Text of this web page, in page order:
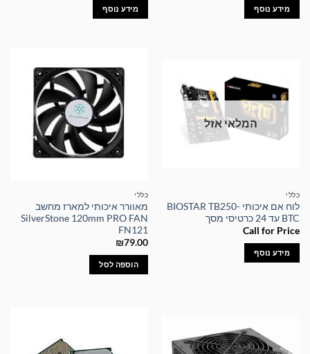
מידע נוסף מידע נוסף
המלאי אזל
כללי
לוח אם איכותי BIOSTAR TB250-
BTC עד 24 כרטיסי מסך
Call for Price
מידע נוסף
כללי
מאוורר איכותי למארז מחשב
SilverStone 120mm PRO FAN
FN121
₪79.00
הוספה לסל